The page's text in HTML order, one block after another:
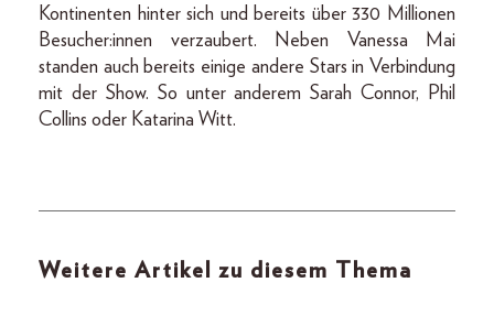
Kontinenten hinter sich und bereits über 330 Millionen
Besucher:innen verzaubert. Neben Vanessa Mai
standen auch bereits einige andere Stars in Verbindung
mit der Show. So unter anderem Sarah Connor, Phil
Collins oder Katarina Witt.
Weitere Artikel zu diesem Thema